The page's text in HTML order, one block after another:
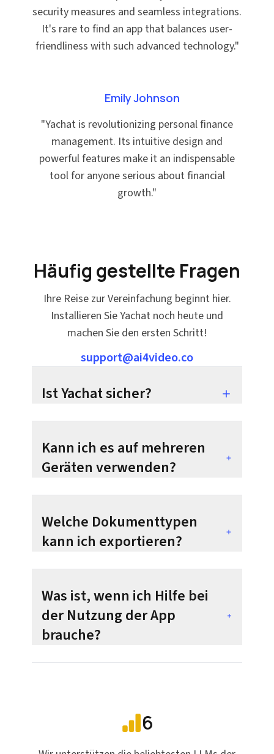
security measures and seamless integrations.
It's rare to find an app that balances user-
friendliness with such advanced technology."
Emily Johnson
"Yachat is revolutionizing personal finance
management. Its intuitive design and
powerful features make it an indispensable
tool for anyone serious about financial
growth."
Häufig gestellte Fragen
Ihre Reise zur Vereinfachung beginnt hier.
Installieren Sie Yachat noch heute und
machen Sie den ersten Schritt!
support@ai4video.co
Ist Yachat sicher?
Kann ich es auf mehreren
Geräten verwenden?
Welche Dokumenttypen
kann ich exportieren?
Was ist, wenn ich Hilfe bei
der Nutzung der App
brauche?
6